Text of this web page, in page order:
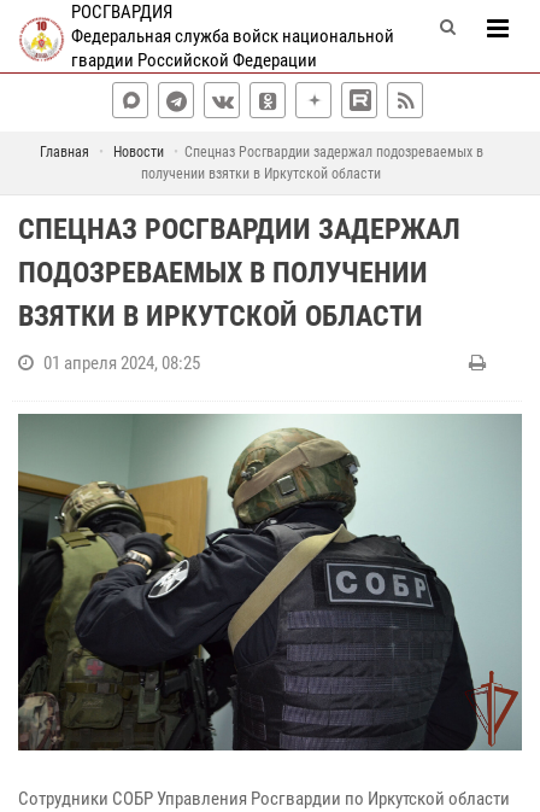
РОСГВАРДИЯ
Федеральная служба войск национальной
гвардии Российской Федерации
Главная Новости
Спецназ Росгвардии задержал подозреваемых в
получении взятки в Иркутской области
СПЕЦНАЗ РОСГВАРДИИ ЗАДЕРЖАЛ
ПОДОЗРЕВАЕМЫХ В ПОЛУЧЕНИИ
ВЗЯТКИ В ИРКУТСКОЙ ОБЛАСТИ
01 апреля 2024, 08:25
Сотрудники СОБР Управления Росгвардии по Иркутской области